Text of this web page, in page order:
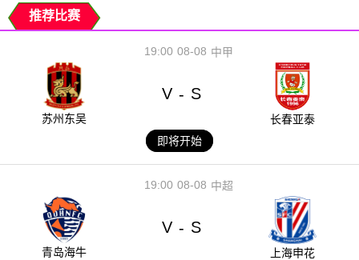
推荐比赛
08-08
19:00 中甲
苏州东吴
V - S
长春亚泰
即将开始
08-08
19:00 中超
青岛海牛
V - S
上海申花